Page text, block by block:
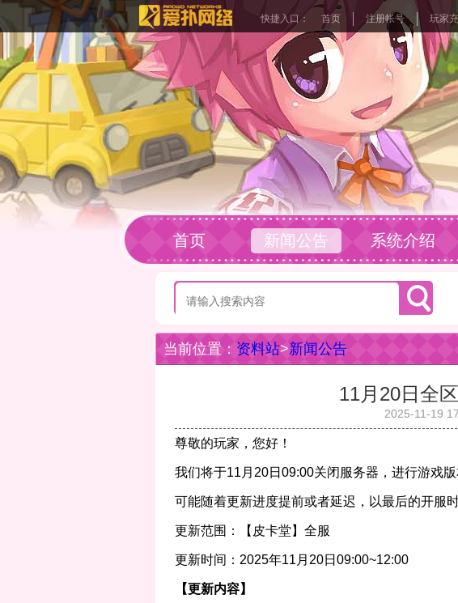
快捷入口： 首页 注册帐号 玩家
首页 新闻公告 系统介绍
玩家社区
当前位置： 资料站>新闻公告
11月20日全
2025-11-19
尊敬的玩家，您好！
我们将于11月20日09:00关闭服务器，进行游戏
可能随着更新进度提前或者延迟，以最后的开服
更新范围：【皮卡堂】全服
更新时间：2025年11月20日09:00~12:00
【更新内容】